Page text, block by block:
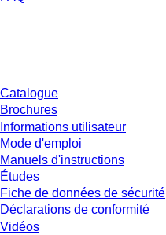
Catalogue
Brochures
Informations utilisateur
Mode d'emploi
Manuels d'instructions
Études
Fiche de données de sécurité
Déclarations de conformité
Vidéos